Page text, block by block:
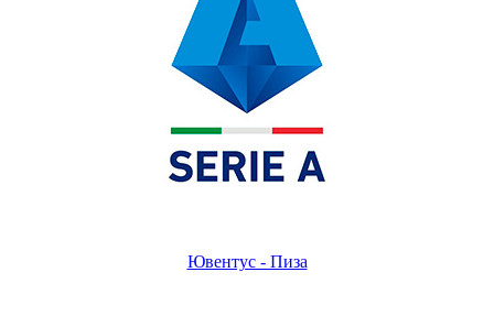
Ювентус - Пиза